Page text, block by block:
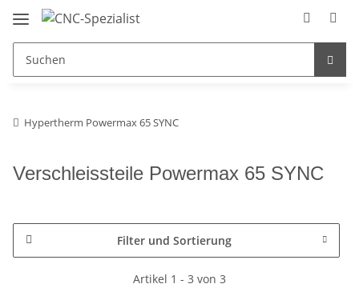
Hypertherm Powermax 65 SYNC
Verschleissteile Powermax 65 SYNC
Filter und Sortierung
Artikel 1 - 3 von 3